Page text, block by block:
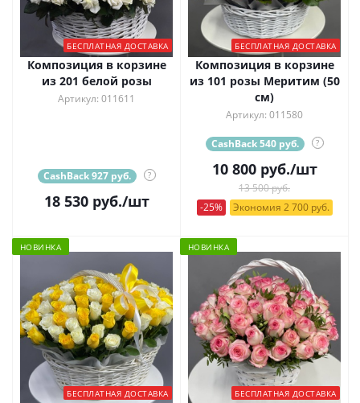
БЕСПЛАТНАЯ ДОСТАВКА
Композиция в корзине
из 201 белой розы
Артикул: 011611
CashBack 927 руб. ?
18 530руб./шт
БЕСПЛАТНАЯ ДОСТАВКА
Композиция в корзине
из 101 розы Меритим (50
см)
Артикул: 011580
CashBack 540 руб. ?
10 800руб./шт
13 500 руб.
-25%
Экономия 2 700 руб.
НОВИНКА
БЕСПЛАТНАЯ ДОСТАВКА
НОВИНКА
БЕСПЛАТНАЯ ДОСТАВКА